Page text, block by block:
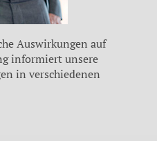
Auswirkungen auf
informiert unsere
in verschiedenen